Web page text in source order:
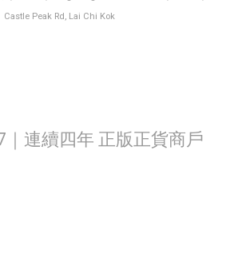
Castle Peak Rd, Lai Chi Kok
｜連續四年 正版正貨商戶